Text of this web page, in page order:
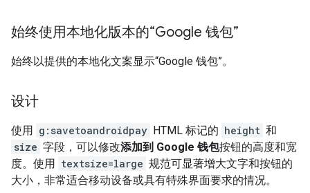
始终使用本地化版本的“Google 钱包”
始终以提供的本地化文案显示“Google 钱包”。
设计
使用 g:savetoandroidpay HTML 标记的 height 和
size 字段，可以修改添加到 Google 钱包按钮的高度和宽
度。使用
textsize=large 规范可显著增大文字和按钮的
大小，非常适合移动设备或具有特殊界面要求的情况。